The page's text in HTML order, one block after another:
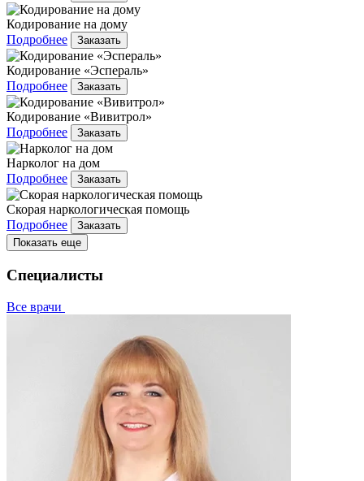
Кодирование на дому
Подробнее
Заказать
Кодирование «Эспераль»
Подробнее
Заказать
Кодирование «Вивитрол»
Подробнее
Заказать
Нарколог на дом
Подробнее
Заказать
Скорая наркологическая помощь
Подробнее
Заказать
Показать еще
Специалисты
Все врачи